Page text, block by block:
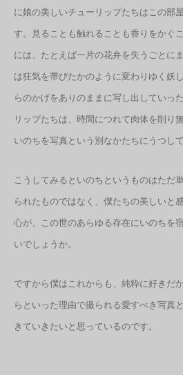
に娘の美しいチューリップたちはこの部
す。見ることも触れることも香りをかぐ
には、たとえば一片の花弁を失うごとに
は狂気を帯びたかのように変わりゆく妖
らのかげをありのままに写し出していっ
リップたちは、時間につれて肉体を削り
いのちを写真という別なかたちにうつし
こうしてみるといのちというものはただ
られたものではなく、僕たちの美しいと
心が、この世のあらゆる存在にいのちを
いでしょうか。
ですから僕はこれからも、純粋に好きだ
らといった理由で撮られる愛すべき写真
きていきたいと思っているのです。